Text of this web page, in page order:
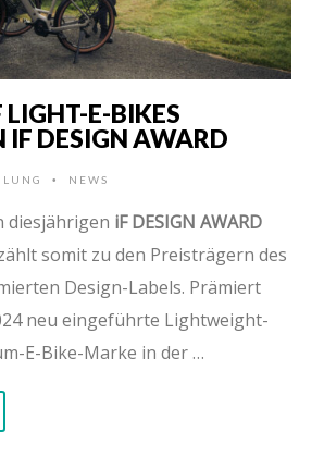
E-BIKES
IF DESIGN AWARD
• NEWS
diesjährigen iF DESIGN AWARD
somit zu den Preisträgern des
Design-Labels. Prämiert
neu eingeführte Lightweight-
E-Bike-Marke in der …